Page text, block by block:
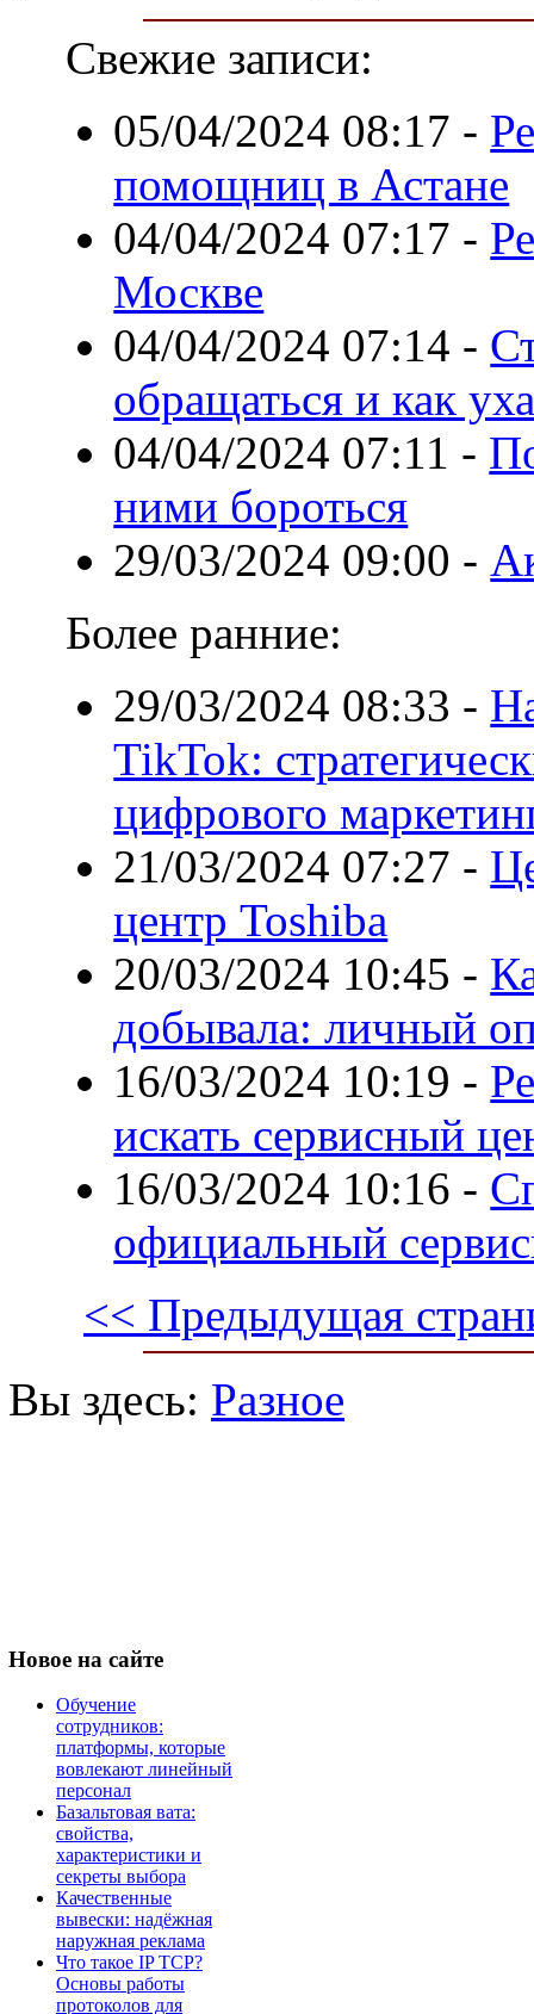
Свежие записи:
05/04/2024 08:17 -
помощниц в Астане
04/04/2024 07:17 -
Москве
04/04/2024 07:14 -
обращаться и как
04/04/2024 07:11 -
ними бороться
29/03/2024 09:00 -
Более ранние:
29/03/2024 08:33 -
TikTok:
цифрового
21/03/2024 07:27 -
центр Toshiba
20/03/2024 10:45 -
добывала: личный
16/03/2024 10:19 -
искать сервисный
16/03/2024 10:16 -
официальный
<< Предыдущая
Вы здесь: Разное
Новое на сайте
Обучение
сотрудников:
платформы, которые
вовлекают линейный
персонал
Базальтовая вата:
свойства,
характеристики и
секреты выбора
Качественные
вывески: надёжная
наружная реклама
Что такое IP TCP?
Основы работы
протоколов для